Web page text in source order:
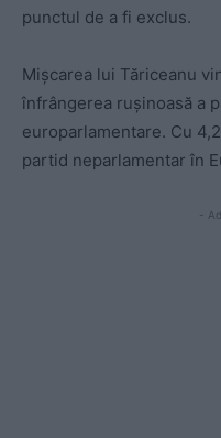
punctul de a fi exclus.
Mișcarea lui Tăriceanu
înfrângerea rușinoasă a
europarlamentare. Cu
partid neparlamentar în
-